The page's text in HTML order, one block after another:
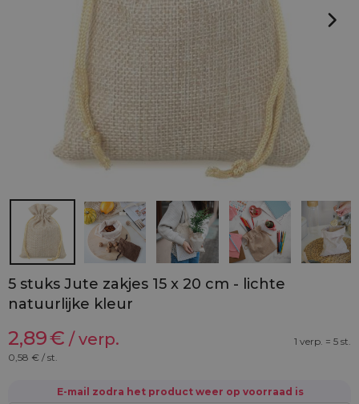
5 stuks Jute zakjes 15 x 20 cm - lichte
natuurlijke kleur
2,89€ / verp.
1 verp. = 5 st.
0,58 € / st.
E-mail zodra het product weer op voorraad is